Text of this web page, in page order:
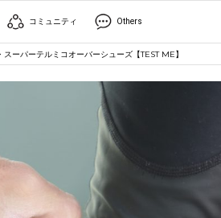
コミュニティ Others
ーパーテルミコオーバーシューズ【TEST ME】